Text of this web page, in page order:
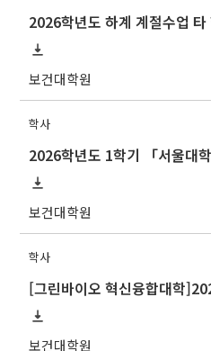
보건대학원
학사
보건대학원
학사
보건대학원